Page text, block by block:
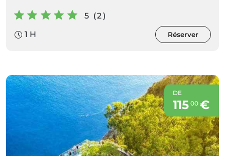
5 (2)
1 H
Réserver
DE
115 00€